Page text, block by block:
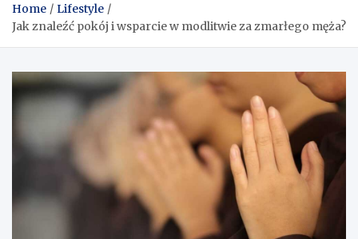
Home
Lifestyle
Jak znaleźć pokój i wsparcie w modlitwie za zmarłego męża?